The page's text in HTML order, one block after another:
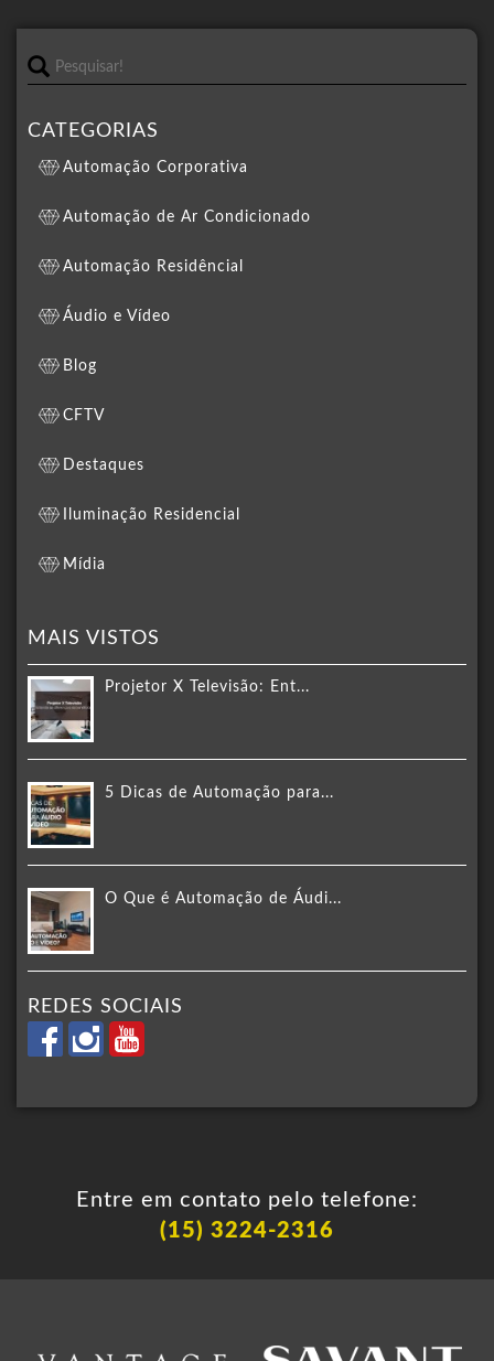
CATEGORIAS
Automação Corporativa
Automação de Ar Condicionado
Automação Residêncial
Áudio e Vídeo
Blog
CFTV
Destaques
Iluminação Residencial
Mídia
MAIS VISTOS
Projetor X Televisão: Ent...
5 Dicas de Automação para...
O Que é Automação de Áudi...
REDES SOCIAIS
Entre em contato pelo telefone:
(15) 3224-2316